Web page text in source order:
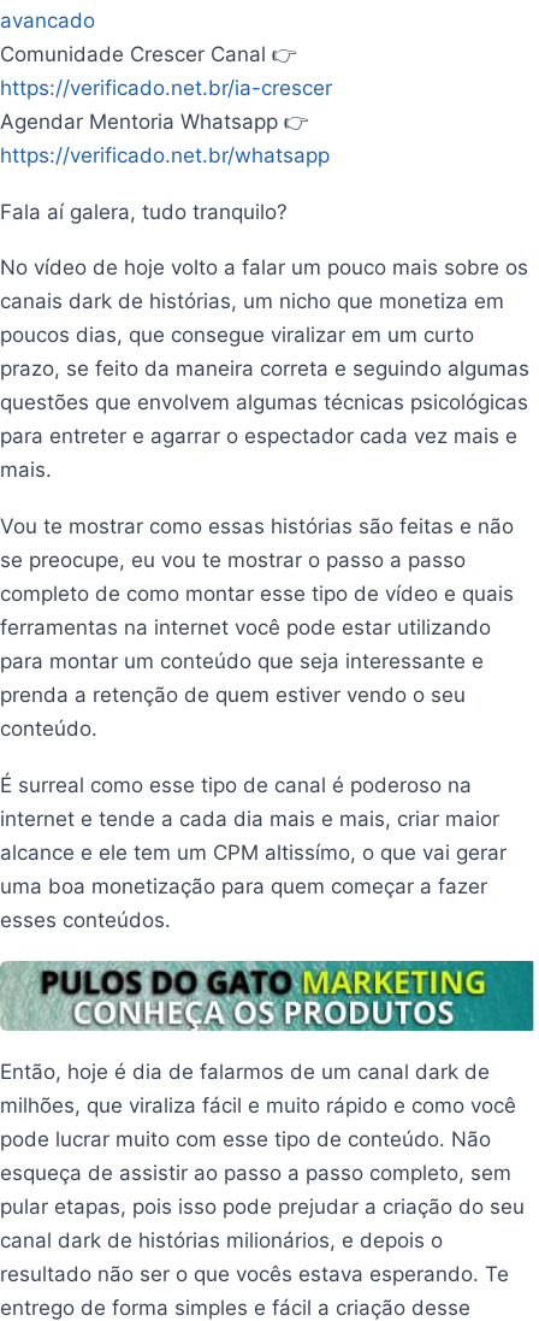
avancado
Comunidade Crescer Canal 👉
https://verificado.net.br/ia-crescer
Agendar Mentoria Whatsapp 👉
https://verificado.net.br/whatsapp
Fala aí galera, tudo tranquilo?
No vídeo de hoje volto a falar um pouco mais sobre os
canais dark de histórias, um nicho que monetiza em
poucos dias, que consegue viralizar em um curto
prazo, se feito da maneira correta e seguindo algumas
questões que envolvem algumas técnicas psicológicas
para entreter e agarrar o espectador cada vez mais e
mais.
Vou te mostrar como essas histórias são feitas e não
se preocupe, eu vou te mostrar o passo a passo
completo de como montar esse tipo de vídeo e quais
ferramentas na internet você pode estar utilizando
para montar um conteúdo que seja interessante e
prenda a retenção de quem estiver vendo o seu
conteúdo.
É surreal como esse tipo de canal é poderoso na
internet e tende a cada dia mais e mais, criar maior
alcance e ele tem um CPM altissímo, o que vai gerar
uma boa monetização para quem começar a fazer
esses conteúdos.
Então, hoje é dia de falarmos de um canal dark de
milhões, que viraliza fácil e muito rápido e como você
pode lucrar muito com esse tipo de conteúdo. Não
esqueça de assistir ao passo a passo completo, sem
pular etapas, pois isso pode prejudar a criação do seu
canal dark de histórias milionários, e depois o
resultado não ser o que vocês estava esperando. Te
entrego de forma simples e fácil a criação desse